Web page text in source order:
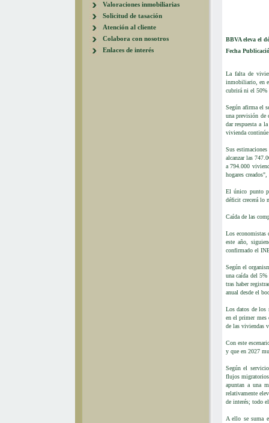
Valoraciones inmobiliarias
Solicitud de tasación
Atención al cliente
Colabora con nosotros
Enlaces de interés
BBVA eleva el
Fecha
La falta de
inmobiliario, en
cubrirá ni el 50%
Según afirma el
una previsión de
dar respuesta a
vivienda
Sus
alcanzar las
a 794.000
hogares
El único punto
déficit crecerá lo
Caída de las
Los economistas
este año,
confirmado el
Según el
una caída del 5%
tras haber
anual desde el
Los datos de los
en el primer mes
de las viviendas
Con este
y que en 2027
Según el
flujos
apuntan a una
relativamente
de interés; todo
A ello se suma